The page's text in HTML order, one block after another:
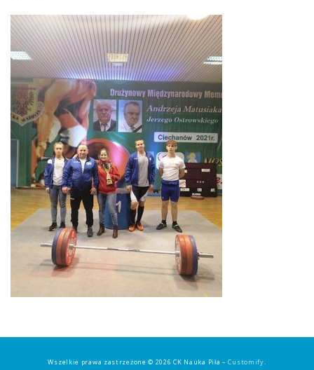
Wszelkie prawa zastrzeżone © 2026 CK Nauka Piła –Customify.